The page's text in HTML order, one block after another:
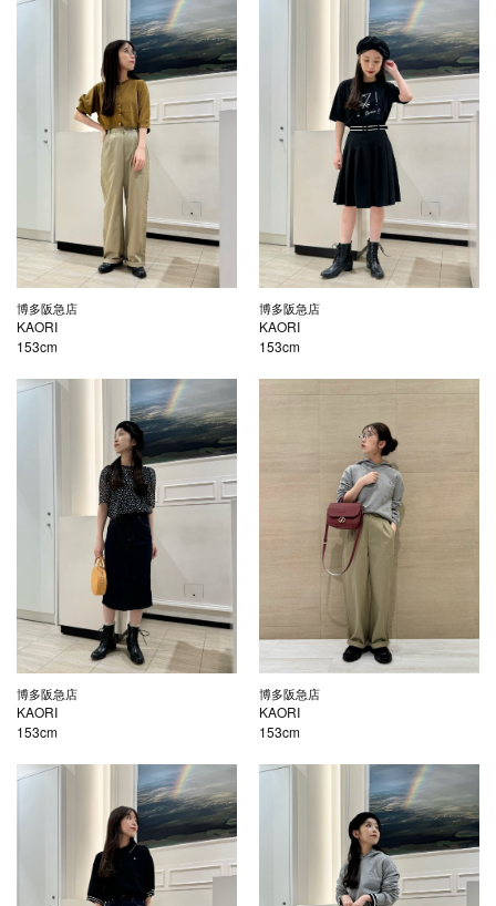
博多阪急店
KAORI
153cm
博多阪急店
KAORI
153cm
博多阪急店
KAORI
153cm
博多阪急店
KAORI
153cm